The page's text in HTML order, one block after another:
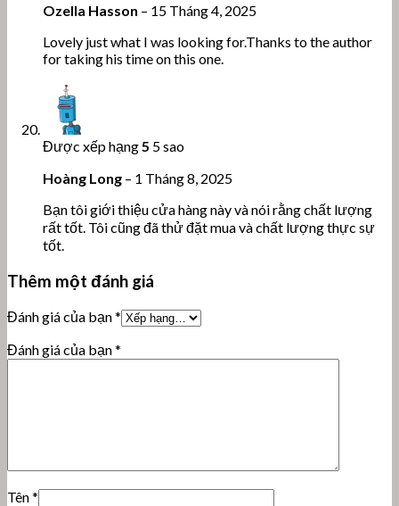
Ozella Hasson – 15 Tháng 4, 2025
Lovely just what I was looking for.Thanks to the author
for taking his time on this one.
Được xếp hạng5 5 sao
Hoàng Long – 1 Tháng 8, 2025
Bạn tôi giới thiệu cửa hàng này và nói rằng chất lượng
rất tốt. Tôi cũng đã thử đặt mua và chất lượng thực sự
tốt.
Thêm một đánh giá
Đánh giá của bạn*
Đánh giá của bạn*
Tên*